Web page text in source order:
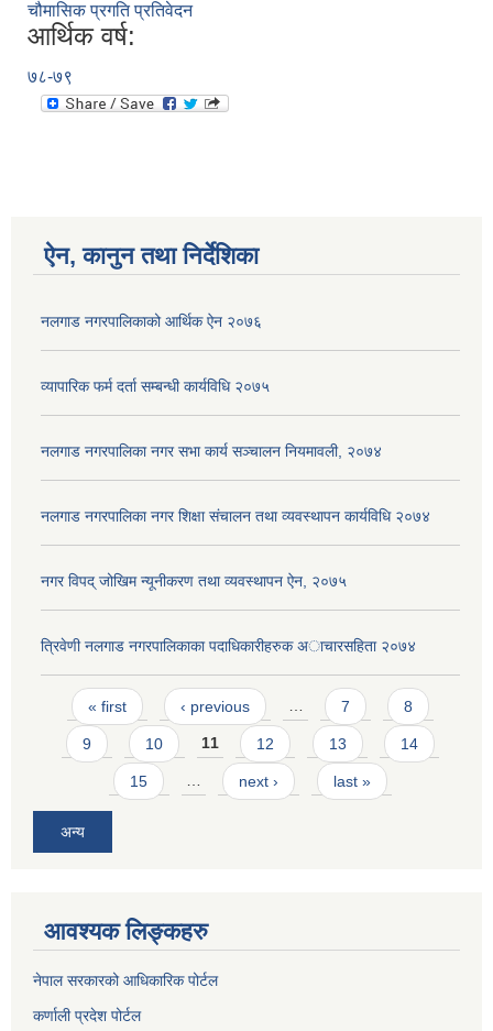
चौमासिक प्रगति प्रतिवेदन
आर्थिक वर्ष:
७८-७९
ऐन, कानुन तथा निर्देशिका
नलगाड नगरपालिकाको आर्थिक ऐन २०७६
व्यापारिक फर्म दर्ता सम्बन्धी कार्यविधि २०७५
नलगाड नगरपालिका नगर सभा कार्य सञ्‍चालन नियमावली, २०७४
नलगाड नगरपालिका नगर शिक्षा संचालन तथा व्यवस्थापन कार्यविधि २०७४
नगर विपद् जोखिम न्यूनीकरण तथा व्यवस्थापन ऐन, २०७५
त्रिवेणी नलगाड नगरपालिकाका पदाधिकारीहरुक अाचारस‌हिता २०७४
Pages
« first ‹ previous … 7 8
9 10 11 12 13 14
15 … next › last »
अन्य
आवश्यक लिङ्कहरु
नेपाल सरकारको आधिकारिक पोर्टल
कर्णाली प्रदेश पोर्टल